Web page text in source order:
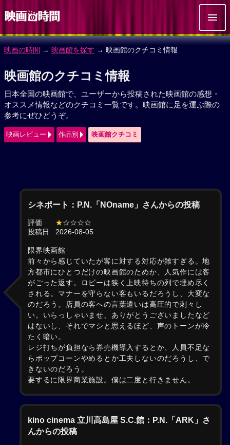
映画の時間 → 映画館を探す → 映画館のクチコミ情報
映画館のクチコミ情報
日本全国の映画館で、ユーザーから投稿された映画館の感想・
オススメ情報などのクチコミ一覧です。映画館に足を運ぶ際の
参考にぜひどうぞ。
映画レビュー 作品別 映画館クチコミ
シネポート：P.N.「NOname」さんからの投稿
評価 ★☆☆☆☆
投稿日
2026-08-05
限界映画館
前々から感じていたが客に対する対応が雑すぎる。地
方都市にひとつだけの映画館のためか、人気作には客
がごった返す。ロビーは狭く上映待ちの列で埋め尽く
される。マナーを守らない客もいるだろうし、大変な
のだろう。店員の客への言葉遣いは高圧的で刺々し
い。いらっしゃいませ、ありがとうございましたなど
はないし、それでマシと思えるほど、声のトーンが冷
たく暗い。
レジ打ちが負担なら券売機導入するとか、人員不足な
らポップコーンやめるとか工夫しないのだろうし、で
きないのだろう。
要するに限界商業施設。僕は二度と行きません。
kino cinema 立川高島屋 S.C.館：P.N.「ARK」さ
んからの投稿